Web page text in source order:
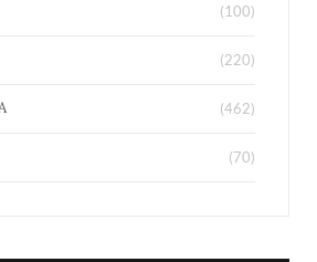
(100)
(220)
(462)
(70)